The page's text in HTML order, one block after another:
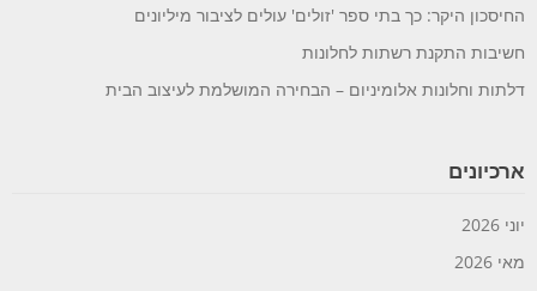
החיסכון היקר: כך בתי ספר 'זולים' עולים לציבור מיליונים
חשיבות התקנת רשתות לחלונות
דלתות וחלונות אלומיניום – הבחירה המושלמת לעיצוב הבית
ארכיונים
יוני 2026
מאי 2026